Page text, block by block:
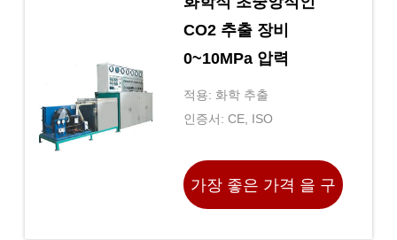
CO2 추출 장비
0~10MPa 압력
적용: 화학 추출
인증서: CE, ISO
가장 좋은 가격 을 구